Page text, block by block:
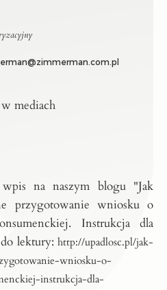
mediach
na naszym blogu "Jak
przygotowanie wniosku o
Instrukcja dla
lektury: http://upadlosc.pl/jak-
wniosku-o-
instrukcja-dla-